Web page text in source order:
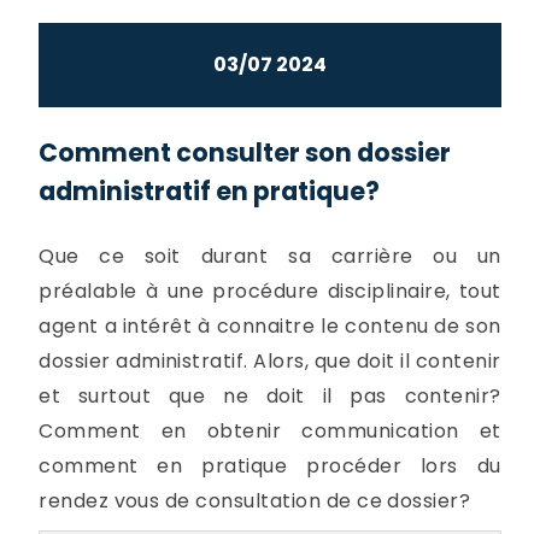
03/07 2024
Comment consulter son dossier
administratif en pratique?
Que ce soit durant sa carrière ou un
préalable à une procédure disciplinaire, tout
agent a intérêt à connaitre le contenu de son
dossier administratif. Alors, que doit il contenir
et surtout que ne doit il pas contenir?
Comment en obtenir communication et
comment en pratique procéder lors du
rendez vous de consultation de ce dossier?